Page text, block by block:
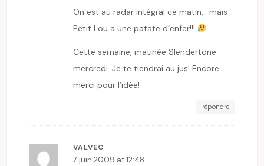
On est au radar intégral ce matin… mais
Petit Lou a une patate d’enfer!!!
Cette semaine, matinée Slendertone
mercredi. Je te tiendrai au jus! Encore
merci pour l’idée!
répondre
VALVEC
7 juin 2009 at 12:48